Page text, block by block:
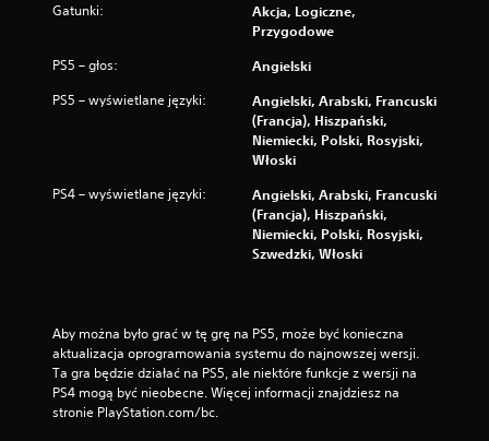
Gatunki:
Akcja, Logiczne,
Przygodowe
PS5 – głos: Angielski
PS5 – wyświetlane języki:
Angielski, Arabski, Francuski
(Francja), Hiszpański,
Niemiecki, Polski, Rosyjski,
Włoski
PS4 – wyświetlane języki:
Angielski, Arabski, Francuski
(Francja), Hiszpański,
Niemiecki, Polski, Rosyjski,
Szwedzki, Włoski
Aby można było grać w tę grę na PS5, może być konieczna
aktualizacja oprogramowania systemu do najnowszej wersji.
Ta gra będzie działać na PS5, ale niektóre funkcje z wersji na
PS4 mogą być nieobecne. Więcej informacji znajdziesz na
stronie PlayStation.com/bc.